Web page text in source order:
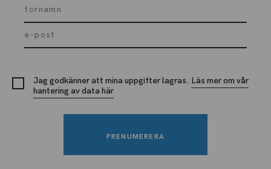
Jag godkänner att mina uppgifter lagras. Läs mer om vår
hantering av data här